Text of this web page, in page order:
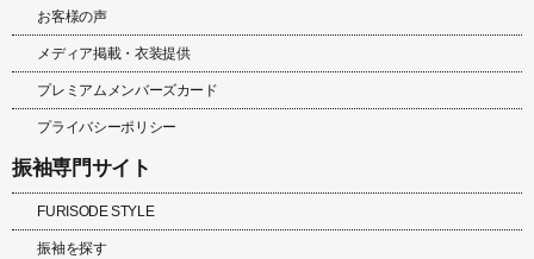
お客様の声
メディア掲載・衣装提供
プレミアムメンバーズカード
プライバシーポリシー
振袖専門サイト
FURISODE STYLE
振袖を探す